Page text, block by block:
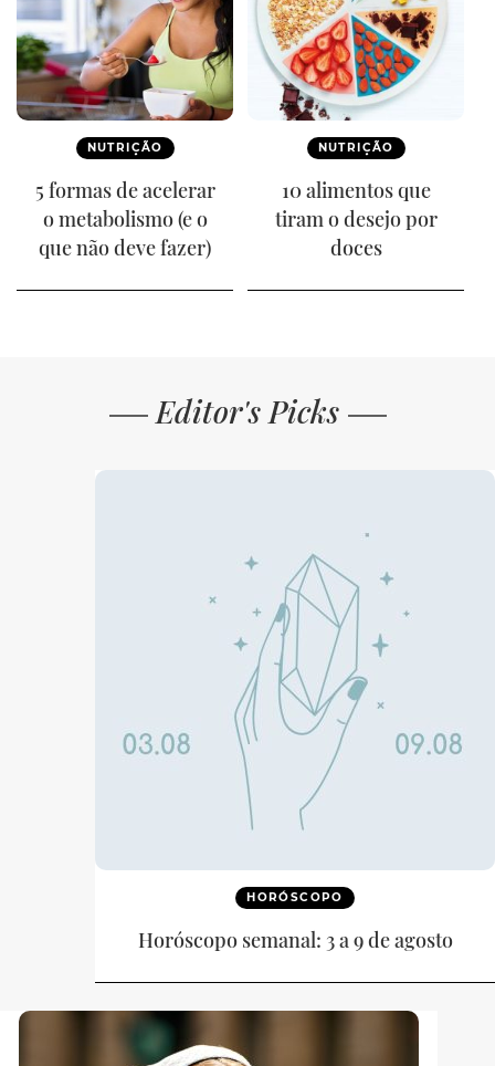
NUTRIÇÃO
5 formas de acelerar
o metabolismo (e o
que não deve fazer)
NUTRIÇÃO
10 alimentos que
tiram o desejo por
doces
Editor's Picks
HORÓSCOPO
Horóscopo semanal: 3 a 9 de agosto